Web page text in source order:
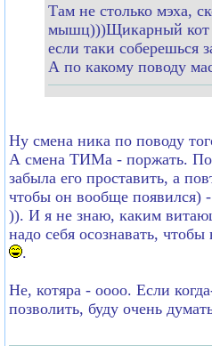
Там не столько мэха,
мышц)))Щикарный кот
если таки соберешься
А по какому поводу
Ну смена ника по поводу
А смена ТИМа - поржать.
забыла его проставить, а
чтобы он вообще появился)
)). И я не знаю, каким
надо себя осознавать,
.
Не, котяра - оооо. Если
позволить, буду очень